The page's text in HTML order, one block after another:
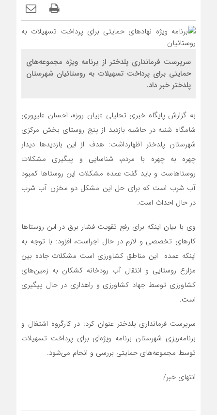
سرپرست فرمانداری پلدختر از برنامه ویژه مجموعه‌های
حمایتی برای پرداخت تسهیلات به روستائیان شهرستان
پلدختر خبر داد.
به گزارش پایگاه خبری تحلیلی «بیان روز»، احسان علیپوری
شامگاه شنبه در حاشیه بازدید از پنج روستای بخش مرکزی
شهرستان پلدختر اظهارداشت: هدف از این بازدیدها دیدار
چهره به چهره با مردم، شناسایی و پیگیری مشکلات
روستاهاست و باید گفت عمده مشکلات این روستاها کمبود
آب شرب است که برای حل این مشکل دو مخزن آب شرب
در حال احداث است.
وی با بیان اینکه برای رفع تقویت فشار برق در این روستاها
کارهای تخصصی و لازم در حال اجراست، افزود: با توجه به
اینکه عمده این مناطق کشاورزی است مشکلات جاده بین
مزارع روستایی و انتقال آب رودخانه کشکان به زمین‌های
کشاورزی توسط جهاد کشاورزی و راهداری در حال پیگیری
است.
سرپرست فرمانداری پلدختر عنوان کرد: در کارگروه اشتغال و
برنامه‌ریزی شهرستان برنامه ویژه‌ای برای پرداخت تسهیلات
توسط مجموعه‌های حمایتی بررسی و انجام می‌شود.
انتهای خبر/